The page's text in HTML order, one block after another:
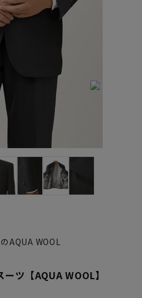
AQUA WOOL
ツ【AQUA WOOL】